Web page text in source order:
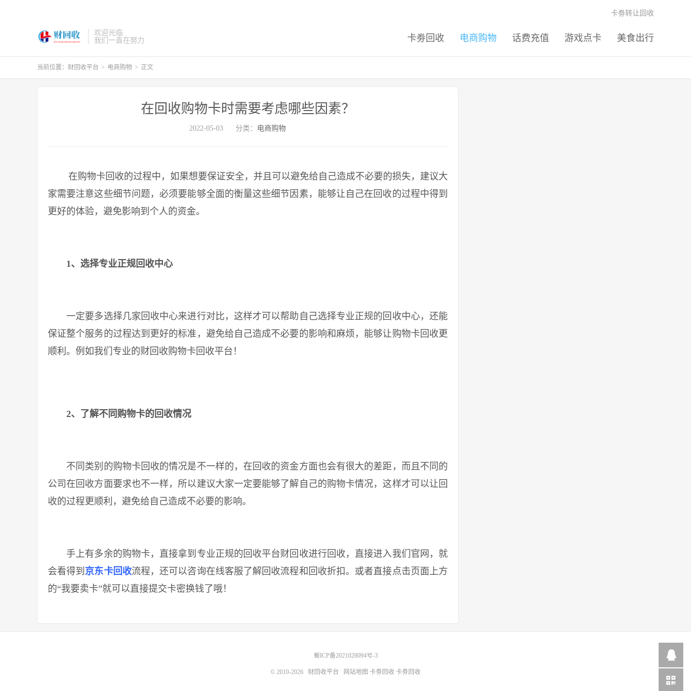
欢迎光临
我们一直在努力
卡劵回收 电商购物 话费充值 游戏点卡 美食出行
卡劵转让回收
当前位置： 财回收平台 > 电商购物 > 正文
在回收购物卡时需要考虑哪些因素？
2022-05-03 分类： 电商购物
在购物卡回收的过程中，如果想要保证安全，并且可以避免给自己造成不必要的损失，建议大
家需要注意这些细节问题，必须要能够全面的衡量这些细节因素，能够让自己在回收的过程中得到
更好的体验，避免影响到个人的资金。
1、选择专业正规回收中心
一定要多选择几家回收中心来进行对比，这样才可以帮助自己选择专业正规的回收中心，还能
保证整个服务的过程达到更好的标准，避免给自己造成不必要的影响和麻烦，能够让购物卡回收更
顺利。例如我们专业的财回收购物卡回收平台！
2、了解不同购物卡的回收情况
不同类别的购物卡回收的情况是不一样的，在回收的资金方面也会有很大的差距，而且不同的
公司在回收方面要求也不一样，所以建议大家一定要能够了解自己的购物卡情况，这样才可以让回
收的过程更顺利，避免给自己造成不必要的影响。
手上有多余的购物卡，直接拿到专业正规的回收平台财回收进行回收，直接进入我们官网，就
会看得到 京东卡回收流程，还可以咨询在线客服了解回收流程和回收折扣。或者直接点击页面上方
的“我要卖卡”就可以直接提交卡密换钱了哦！
蜀ICP备2021028094号-3
© 2010-2026 财回收平台 网站地图 卡劵回收 卡劵回收